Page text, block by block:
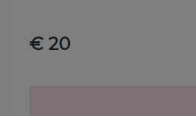
€ 20